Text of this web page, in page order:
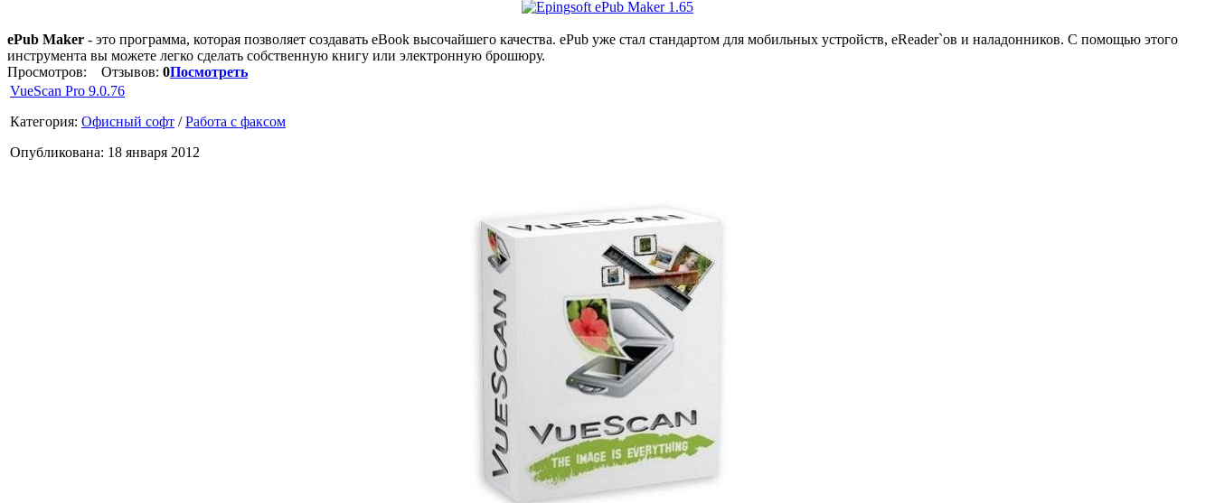
ePub Maker - это программа, которая позволяет создавать eBook высочайшего качества. ePub уже стал стандартом для мобильных устройств, eReader`ов и наладонников. С помощью этого
инструмента вы можете легко сделать собственную книгу или электронную брошюру.
Просмотров:
Отзывов: 0Посмотреть
VueScan Pro 9.0.76
Категория: Офисный софт /Работа с факсом
Опубликована: 18 января 2012